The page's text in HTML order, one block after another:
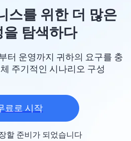
스를 위한 더 많은
탐색하다
터 운영까지 귀하의 요구를 충
주기적인 시나리오 구성
료로 시작
할 준비가 되었습니다